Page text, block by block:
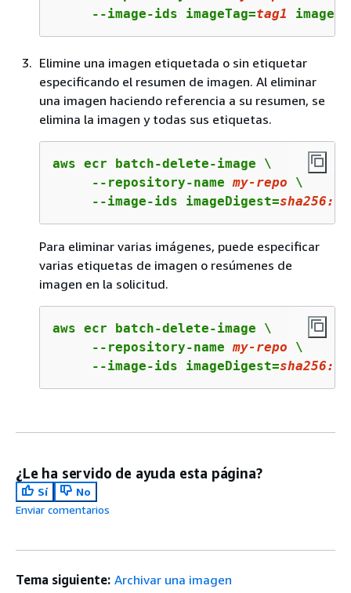
     --image-ids imageTag=
tag1
Elimine una imagen etiquetada o sin etiquetar
especificando el resumen de imagen. Al eliminar
una imagen haciendo referencia a su resumen, se
elimina la imagen y todas sus etiquetas.
aws ecr batch-delete-image \
     --repository-name
my-repo \
     --image-ids imageDigest=
sha256:
Para eliminar varias imágenes, puede especificar
varias etiquetas de imagen o resúmenes de
imagen en la solicitud.
aws ecr batch-delete-image \
     --repository-name
my-repo \
     --image-ids imageDigest=
sha256:
¿Le ha servido de ayuda esta página?
Sí
No
Enviar comentarios
Tema siguiente: Archivar una imagen